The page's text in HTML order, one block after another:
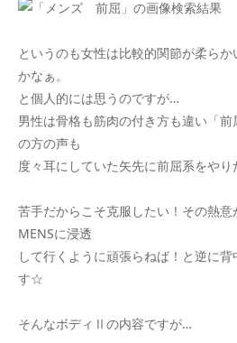
というのも女性は比較的関節が柔ら
かなぁ。
と個人的には思うのですが…
男性は骨格も筋肉の付き方も違い「
の方の声も
度々耳にしていた矢先に前屈系をやり
苦手だからこそ克服したい！その熱
MENSに浸透
して行くように頑張らねば！と逆に
す☆
そんなボディⅡの内容ですが…